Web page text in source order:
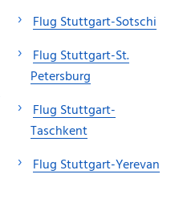
Flug Stuttgart-Sotschi
Flug Stuttgart-St.
Petersburg
Flug Stuttgart-
Taschkent
Flug Stuttgart-Yerevan